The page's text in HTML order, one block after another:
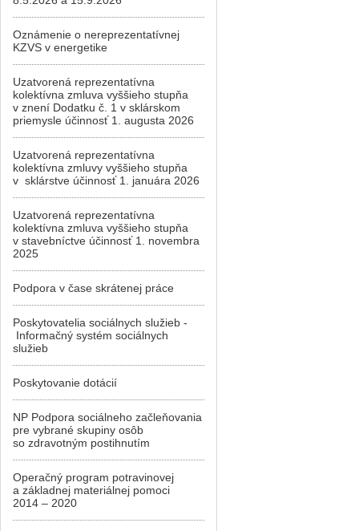
Oznámenie o nereprezentatívnej
KZVS v energetike
Uzatvorená reprezentatívna
kolektívna zmluva vyššieho stupňa
v znení Dodatku č. 1 v sklárskom
priemysle účinnosť 1. augusta 2026
Uzatvorená reprezentatívna
kolektívna zmluvy vyššieho stupňa
v sklárstve účinnosť 1. januára 2026
Uzatvorená reprezentatívna
kolektívna zmluva vyššieho stupňa
v stavebníctve účinnosť 1. novembra
2025
Podpora v čase skrátenej práce
Poskytovatelia sociálnych služieb -
Informačný systém sociálnych
služieb
Poskytovanie dotácií
NP Podpora sociálneho začleňovania
pre vybrané skupiny osôb
so zdravotným postihnutím
Operačný program potravinovej
a základnej materiálnej pomoci
2014 – 2020